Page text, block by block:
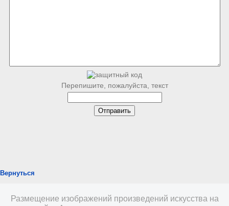
Перепишите, пожалуйста, текст
Вернуться
Размещение изображений произведений искусства на